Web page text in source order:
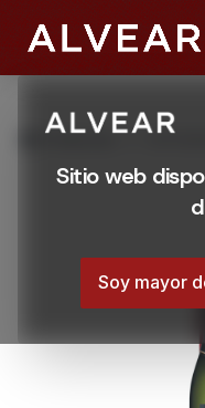
Sitio web
Soy mayor
Productos